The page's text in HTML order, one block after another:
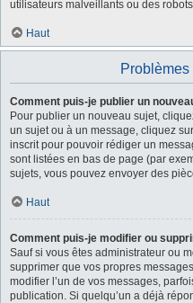
utilisateurs malveillants ou des
Haut
Comment puis-je publier un
Pour publier un nouveau sujet,
un sujet ou à un message, cliquez
inscrit pour pouvoir rédiger un
sont listées en bas de page (par
sujets, vous pouvez envoyer des
Haut
Comment puis-je modifier ou
Sauf si vous êtes administrateur ou
supprimer que vos propres
modifier l’un de vos messages,
publication. Si quelqu’un a déjà